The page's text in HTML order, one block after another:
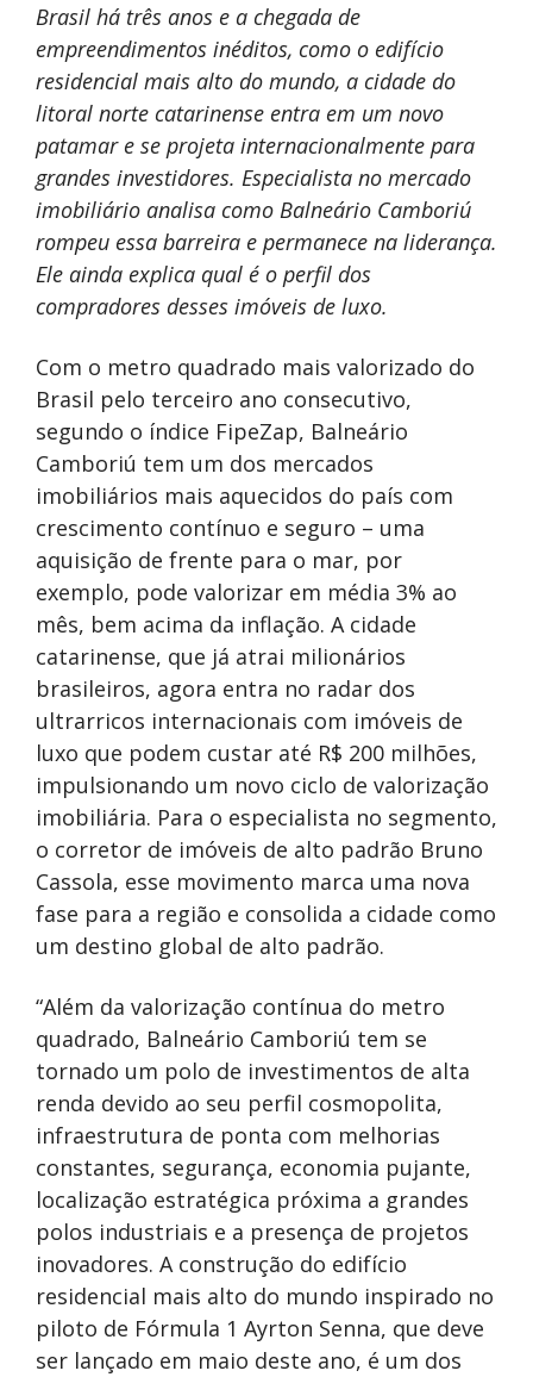
Brasil há três anos e a chegada de
empreendimentos inéditos, como o edifício
residencial mais alto do mundo, a cidade do
litoral norte catarinense entra em um novo
patamar e se projeta internacionalmente para
grandes investidores. Especialista no mercado
imobiliário analisa como Balneário Camboriú
rompeu essa barreira e permanece na liderança.
Ele ainda explica qual é o perfil dos
compradores desses imóveis de luxo.
Com o metro quadrado mais valorizado do
Brasil pelo terceiro ano consecutivo,
segundo o índice FipeZap, Balneário
Camboriú tem um dos mercados
imobiliários mais aquecidos do país com
crescimento contínuo e seguro – uma
aquisição de frente para o mar, por
exemplo, pode valorizar em média 3% ao
mês, bem acima da inflação. A cidade
catarinense, que já atrai milionários
brasileiros, agora entra no radar dos
ultrarricos internacionais com imóveis de
luxo que podem custar até R$ 200 milhões,
impulsionando um novo ciclo de valorização
imobiliária. Para o especialista no segmento,
o corretor de imóveis de alto padrão Bruno
Cassola, esse movimento marca uma nova
fase para a região e consolida a cidade como
um destino global de alto padrão.
“Além da valorização contínua do metro
quadrado, Balneário Camboriú tem se
tornado um polo de investimentos de alta
renda devido ao seu perfil cosmopolita,
infraestrutura de ponta com melhorias
constantes, segurança, economia pujante,
localização estratégica próxima a grandes
polos industriais e a presença de projetos
inovadores. A construção do edifício
residencial mais alto do mundo inspirado no
piloto de Fórmula 1 Ayrton Senna, que deve
ser lançado em maio deste ano, é um dos